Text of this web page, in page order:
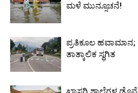
ಮಳೆ ಮುನ್ಸೂಚನೆ!
ಪ್ರತಿಕೂಲ
ತಾತ್ಕಾಲಿಕ ಸ್ಥಗಿತ
ಖಾಸಗಿ ಶಾಲೆಗಳ